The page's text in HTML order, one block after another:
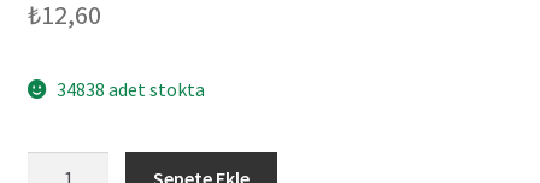
₺12,60
34838 adet stokta
Sepete Ekle